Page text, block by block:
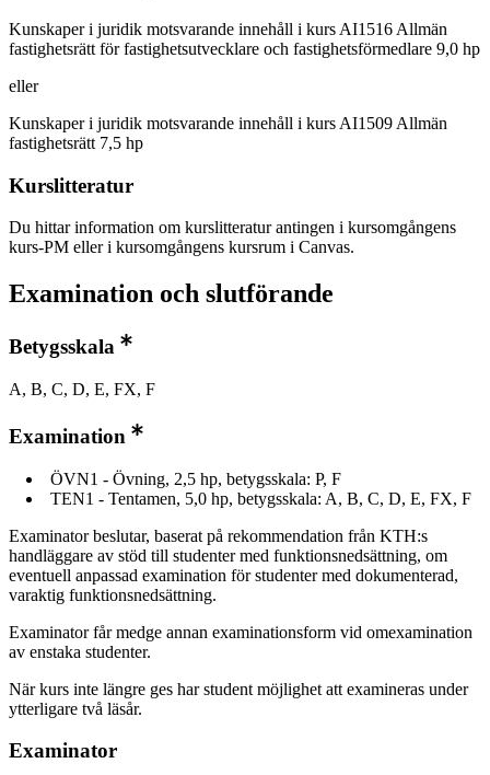
Kunskaper i juridik motsvarande innehåll i kurs AI1516 Allmän
fastighetsrätt för fastighetsutvecklare och fastighetsförmedlare 9,0 hp
eller
Kunskaper i juridik motsvarande innehåll i kurs AI1509 Allmän
fastighetsrätt 7,5 hp
Kurslitteratur
Du hittar information om kurslitteratur antingen i kursomgångens
kurs-PM eller i kursomgångens kursrum i Canvas.
Examination och slutförande
Betygsskala
A, B, C, D, E, FX, F
Examination
ÖVN1 - Övning, 2,5 hp, betygsskala: P, F
TEN1 - Tentamen, 5,0 hp, betygsskala: A, B, C, D, E, FX, F
Examinator beslutar, baserat på rekommendation från KTH:s
handläggare av stöd till studenter med funktionsnedsättning, om
eventuell anpassad examination för studenter med dokumenterad,
varaktig funktionsnedsättning.
Examinator får medge annan examinationsform vid omexamination
av enstaka studenter.
När kurs inte längre ges har student möjlighet att examineras under
ytterligare två läsår.
Examinator